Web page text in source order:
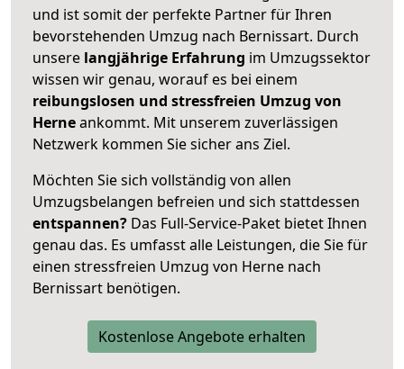
und ist somit der perfekte Partner für Ihren
bevorstehenden Umzug nach Bernissart. Durch
unsere langjährige Erfahrung im Umzugssektor
wissen wir genau, worauf es bei einem
reibungslosen und stressfreien Umzug von
Herneankommt. Mit unserem zuverlässigen
Netzwerk kommen Sie sicher ans Ziel.
Möchten Sie sich vollständig von allen
Umzugsbelangen befreien und sich stattdessen
entspannen? Das Full-Service-Paket bietet Ihnen
genau das. Es umfasst alle Leistungen, die Sie für
einen stressfreien Umzug von Herne nach
Bernissart benötigen.
Kostenlose Angebote erhalten